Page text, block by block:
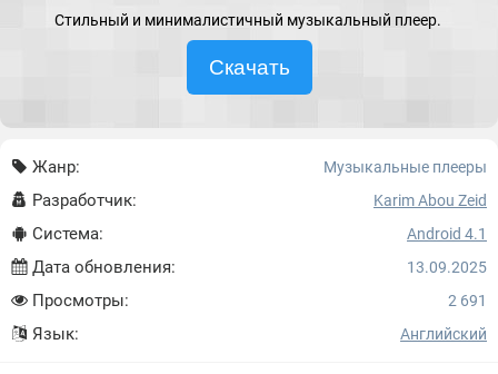
Cтильный и минималистичный музыкальный плеер.
Скачать
Жанр: Музыкальные плееры
Разработчик: Karim Abou Zeid
Система: Android 4.1
Дата обновления: 13.09.2025
Просмотры: 2 691
Язык: Английский